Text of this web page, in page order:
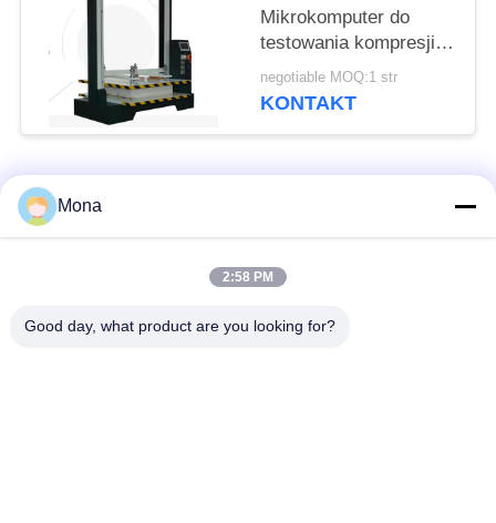
Mikrokomputer do
testowania kompresji
pojemników
opakowaniowych
negotiable MOQ:1 str
KONTAKT
popularne kategorie
Uniwersalna
Mona
2:58 PM
Good day, what product are you looking for?